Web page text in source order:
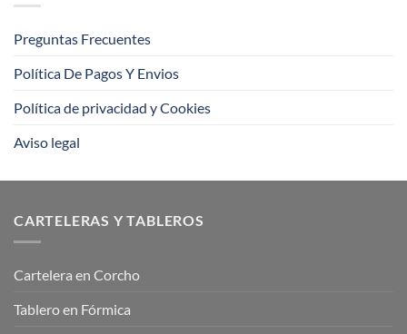
Preguntas Frecuentes
Política De Pagos Y Envios
Política de privacidad y Cookies
Aviso legal
CARTELERAS Y TABLEROS
Cartelera en Corcho
Tablero en Fórmica